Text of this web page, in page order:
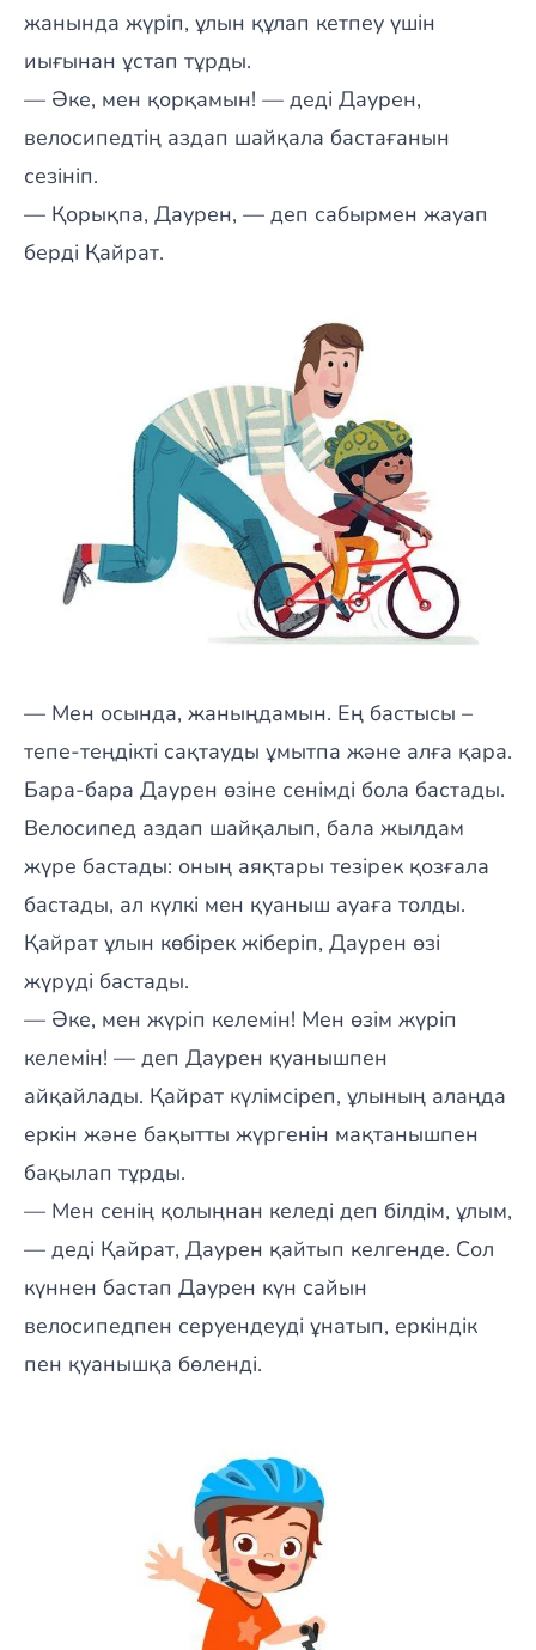
жанында жүріп, ұлын құлап кетпеу үшін
иығынан ұстап тұрды.
— Әке, мен қорқамын! — деді Даурен,
велосипедтің аздап шайқала бастағанын
сезініп.
— Қорықпа, Даурен, — деп сабырмен жауап
берді Қайрат.
— Мен осында, жаныңдамын. Ең бастысы –
тепе-теңдікті сақтауды ұмытпа және алға қара.
Бара-бара Даурен өзіне сенімді бола бастады.
Велосипед аздап шайқалып, бала жылдам
жүре бастады: оның аяқтары тезірек қозғала
бастады, ал күлкі мен қуаныш ауаға толды.
Қайрат ұлын көбірек жіберіп, Даурен өзі
жүруді бастады.
— Әке, мен жүріп келемін! Мен өзім жүріп
келемін! — деп Даурен қуанышпен
айқайлады. Қайрат күлімсіреп, ұлының алаңда
еркін және бақытты жүргенін мақтанышпен
бақылап тұрды.
— Мен сенің қолыңнан келеді деп білдім, ұлым,
— деді Қайрат, Даурен қайтып келгенде. Сол
күннен бастап Даурен күн сайын
велосипедпен серуендеуді ұнатып, еркіндік
пен қуанышқа бөленді.